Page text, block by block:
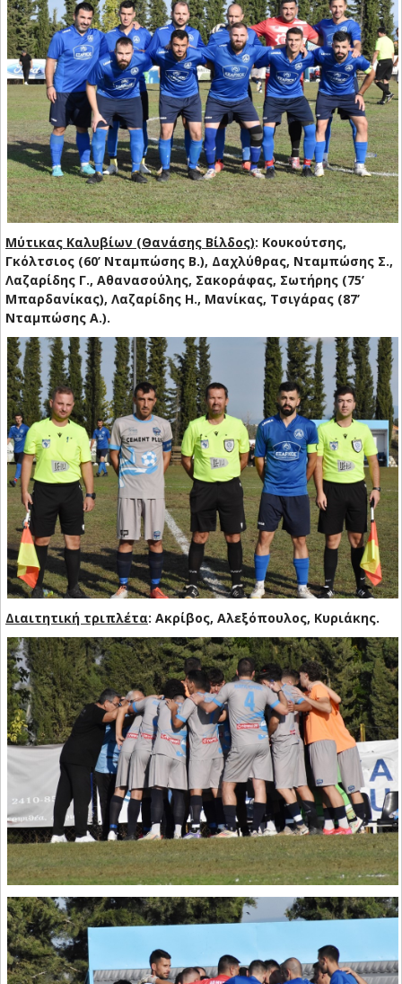
Μύτικας Καλυβίων (Θανάσης Βίλδος): Κουκούτσης,
Γκόλτσιος (60’ Νταμπώσης Β.), Δαχλύθρας, Νταμπώσης Σ.,
Λαζαρίδης Γ., Αθανασούλης, Σακοράφας, Σωτήρης (75’
Μπαρδανίκας), Λαζαρίδης Η., Μανίκας, Τσιγάρας (87’
Νταμπώσης Α.).
Διαιτητική τριπλέτα: Ακρίβος, Αλεξόπουλος, Κυριάκης.